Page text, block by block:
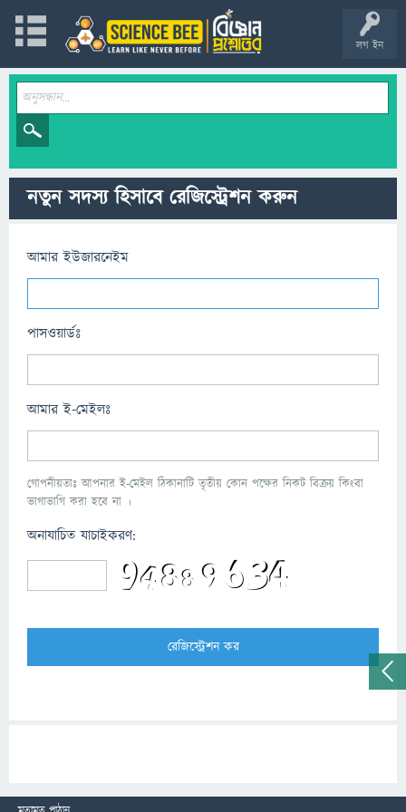
লগ ইন
নতুন সদস্য হিসাবে রেজিস্ট্রেশন করুন
আমার ইউজারনেইম
পাসওয়ার্ডঃ
আমার ই-মেইলঃ
গোপনীয়তাঃ আপনার ই-মেইল ঠিকানাটি তৃতীয় কোন পক্ষের নিকট বিক্রয় কিংবা
ভাগাভাগি করা হবে না ।
অনাযাচিত যাচাইকরণ: